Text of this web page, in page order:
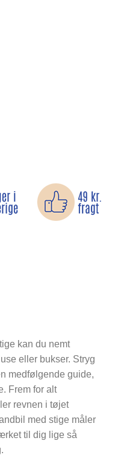
antal
kan du nemt
eller bukser. Stryg
medfølgende guide,
Frem for alt
revnen i tøjet
med stige måler
til dig lige så